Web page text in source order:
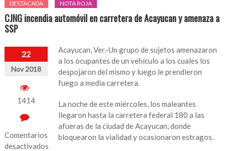
DESTACADA NOTA ROJA
CJNG incendia automóvil en carretera de Acayucan y amenaza a
SSP
22
Nov 2018
1414
Comentarios
desactivados
Acayucan, Ver.-Un grupo de sujetos amenazaron
a los ocupantes de un vehículo a los cuales los
despojaron del mismo y luego le prendieron
fuego a media carretera.
La noche de este miércoles, los maleantes
llegaron hasta la carretera federal 180 a las
afueras de la ciudad de Acayucan, donde
bloquearon la vialidad y ocasionaron estragos.